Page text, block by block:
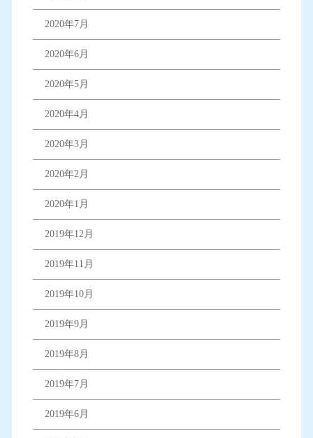
2020年7月
2020年6月
2020年5月
2020年4月
2020年3月
2020年2月
2020年1月
2019年12月
2019年11月
2019年10月
2019年9月
2019年8月
2019年7月
2019年6月